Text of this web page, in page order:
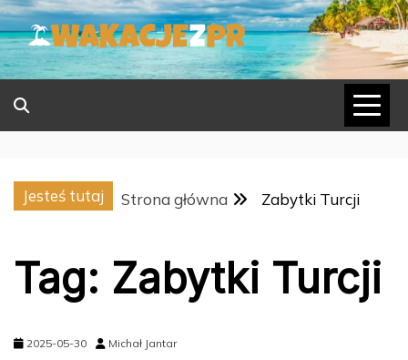
Skip
to
content
Jesteś tutaj Strona główna Zabytki Turcji
Tag: Zabytki Turcji
2025-05-30 Michał Jantar